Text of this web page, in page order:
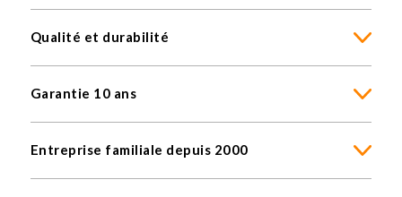
Qualité et durabilité
Garantie 10 ans
Entreprise familiale depuis 2000